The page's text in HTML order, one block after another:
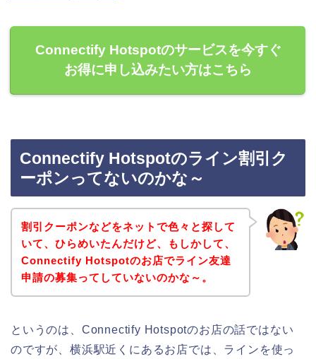
Connectify Hotspotのサービスを今すぐ
お得に申し込みたい方はこちら
Connectify Hotspotのライン割引ク
ーポンってないのかな～
割引クーポンなどをネットで色々と探して
いて、ひらめいたんだけど、もしかして、
Connectify Hotspotのお店でライン友達
申請の募集ってしていないのかな～。
というのは、Connectify Hotspotのお店の話ではない
のですが、横浜駅近くにあるお店では、ラインを使っ